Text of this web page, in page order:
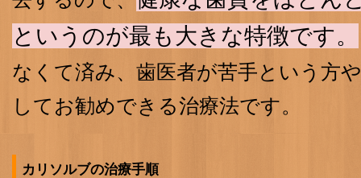
というのが最も大きな特徴です。
なくて済み、歯医者が苦手という方
してお勧めできる治療法です。
カリソルブの治療手順